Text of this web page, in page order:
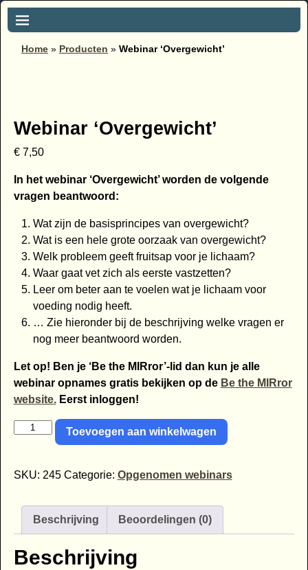
Home » Producten » Webinar ‘Overgewicht’
Webinar ‘Overgewicht’
€7,50
In het webinar ‘Overgewicht’ worden de volgende
vragen beantwoord:
Wat zijn de basisprincipes van overgewicht?
Wat is een hele grote oorzaak van overgewicht?
Welk probleem geeft fruitsap voor je lichaam?
Waar gaat vet zich als eerste vastzetten?
Leer om beter aan te voelen wat je lichaam voor
voeding nodig heeft.
… Zie hieronder bij de beschrijving welke vragen er
nog meer beantwoord worden.
Let op! Ben je ‘Be the MIRror’-lid dan kun je alle
webinar opnames gratis bekijken op de Be the MIRror
website.Eerst inloggen!
Toevoegen aan winkelwagen
SKU: 245 Categorie: Opgenomen webinars
Beschrijving Beoordelingen (0)
Beschrijving